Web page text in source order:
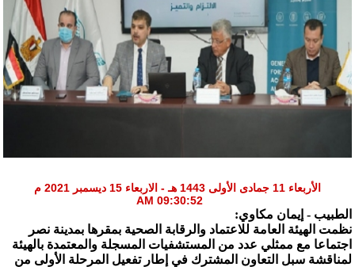
الأربعاء 11 جمادى الأولى 1443 هـ - الاربعاء 15 ديسمبر 2021 م
09:30:52 AM
الطبيب - إيمان مكاوي:
نظمت الهيئة العامة للاعتماد والرقابة الصحية بمقرها بمدينة نصر
اجتماعا مع ممثلي عدد من المستشفيات المسجلة والمعتمدة بالهيئة
لمناقشة سبل التعاون المشترك في إطار تفعيل المرحلة الأولى من